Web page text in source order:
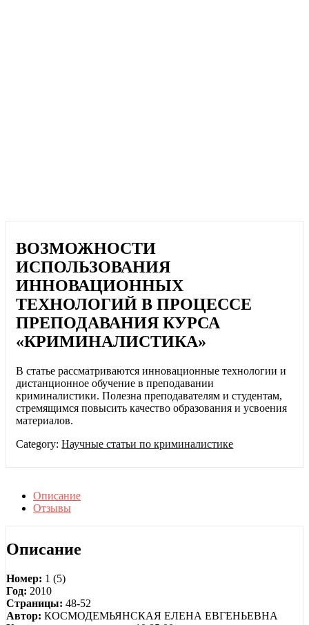
ВОЗМОЖНОСТИ
ИСПОЛЬЗОВАНИЯ
ИННОВАЦИОННЫХ
ТЕХНОЛОГИЙ В ПРОЦЕССЕ
ПРЕПОДАВАНИЯ КУРСА
«КРИМИНАЛИСТИКА»
В статье рассматриваются инновационные технологии и
дистанционное обучение в преподавании
криминалистики. Полезна преподавателям и студентам,
стремящимся повысить качество образования и усвоения
материалов.
Category:Научные статьи по криминалистике
Описание
Отзывы
Описание
Номер: 1 (5)
Год: 2010
Страницы: 48-52
Автор: КОСМОДЕМЬЯНСКАЯ ЕЛЕНА ЕВГЕНЬЕВНА